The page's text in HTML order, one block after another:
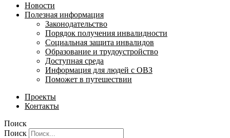
Новости
Полезная информация
Законодательство
Порядок получения инвалидности
Социальная защита инвалидов
Образование и трудоустройство
Доступная среда
Информация для людей с ОВЗ
Поможет в путешествии
Проекты
Контакты
Поиск
Поиск